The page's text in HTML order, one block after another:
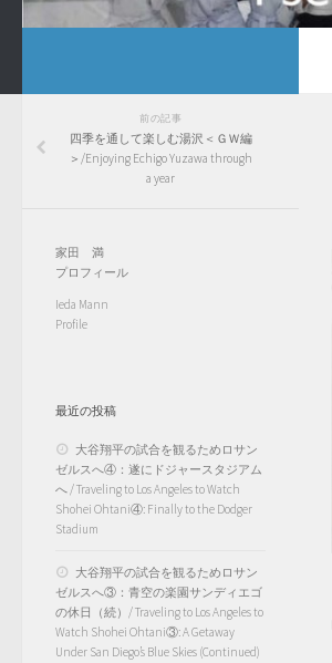
前の記事
四季を通して楽しむ湯沢＜ＧＷ編
＞/Enjoying Echigo Yuzawa through
a year
家田 満
プロフィール
Ieda Mann
Profile
最近の投稿
大谷翔平の試合を観るためロサン
ゼルスへ④：遂にドジャースタジアム
へ / Traveling to Los Angeles to Watch
Shohei Ohtani④: Finally to the Dodger
Stadium
大谷翔平の試合を観るためロサン
ゼルスへ③：青空の楽園サンディエゴ
の休日（続）/ Traveling to Los Angeles to
Watch Shohei Ohtani③: A Getaway
Under San Diego’s Blue Skies (Continued)